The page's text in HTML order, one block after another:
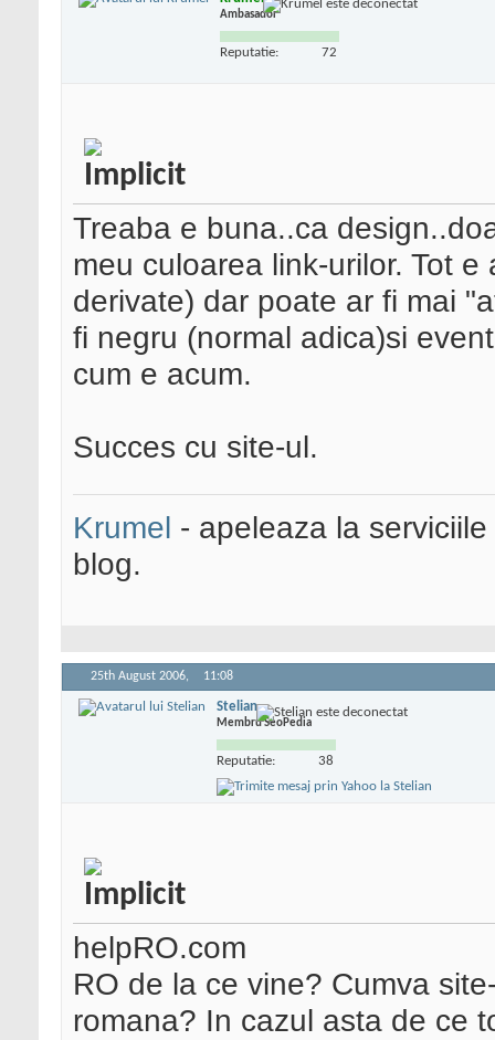
Ambasador
Reputatie: 72
Treaba e buna..ca
meu culoarea link-urilor. Tot
derivate) dar poate ar fi mai
fi negru (normal adica)si
cum e acum.
Succes cu site-ul.
Krumel - apeleaza la
blog.
25th August 2006, 11:08
Stelian
Membru SeoPedia
Reputatie: 38
helpRO.com
RO de la ce vine? Cumva
romana? In cazul asta de ce